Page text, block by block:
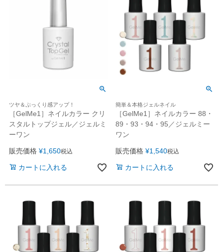
ツヤ＆ぷっくり感アップ！
［GelMe1］ネイルカラー クリ
スタルトップジェル／ジェルミ
ーワン
販売価格 ¥1,650税込
カートに入れる
簡単＆本格ジェルネイル
［GelMe1］ネイルカラー 88・
89・93・94・95／ジェルミー
ワン
販売価格 ¥1,540税込
カートに入れる